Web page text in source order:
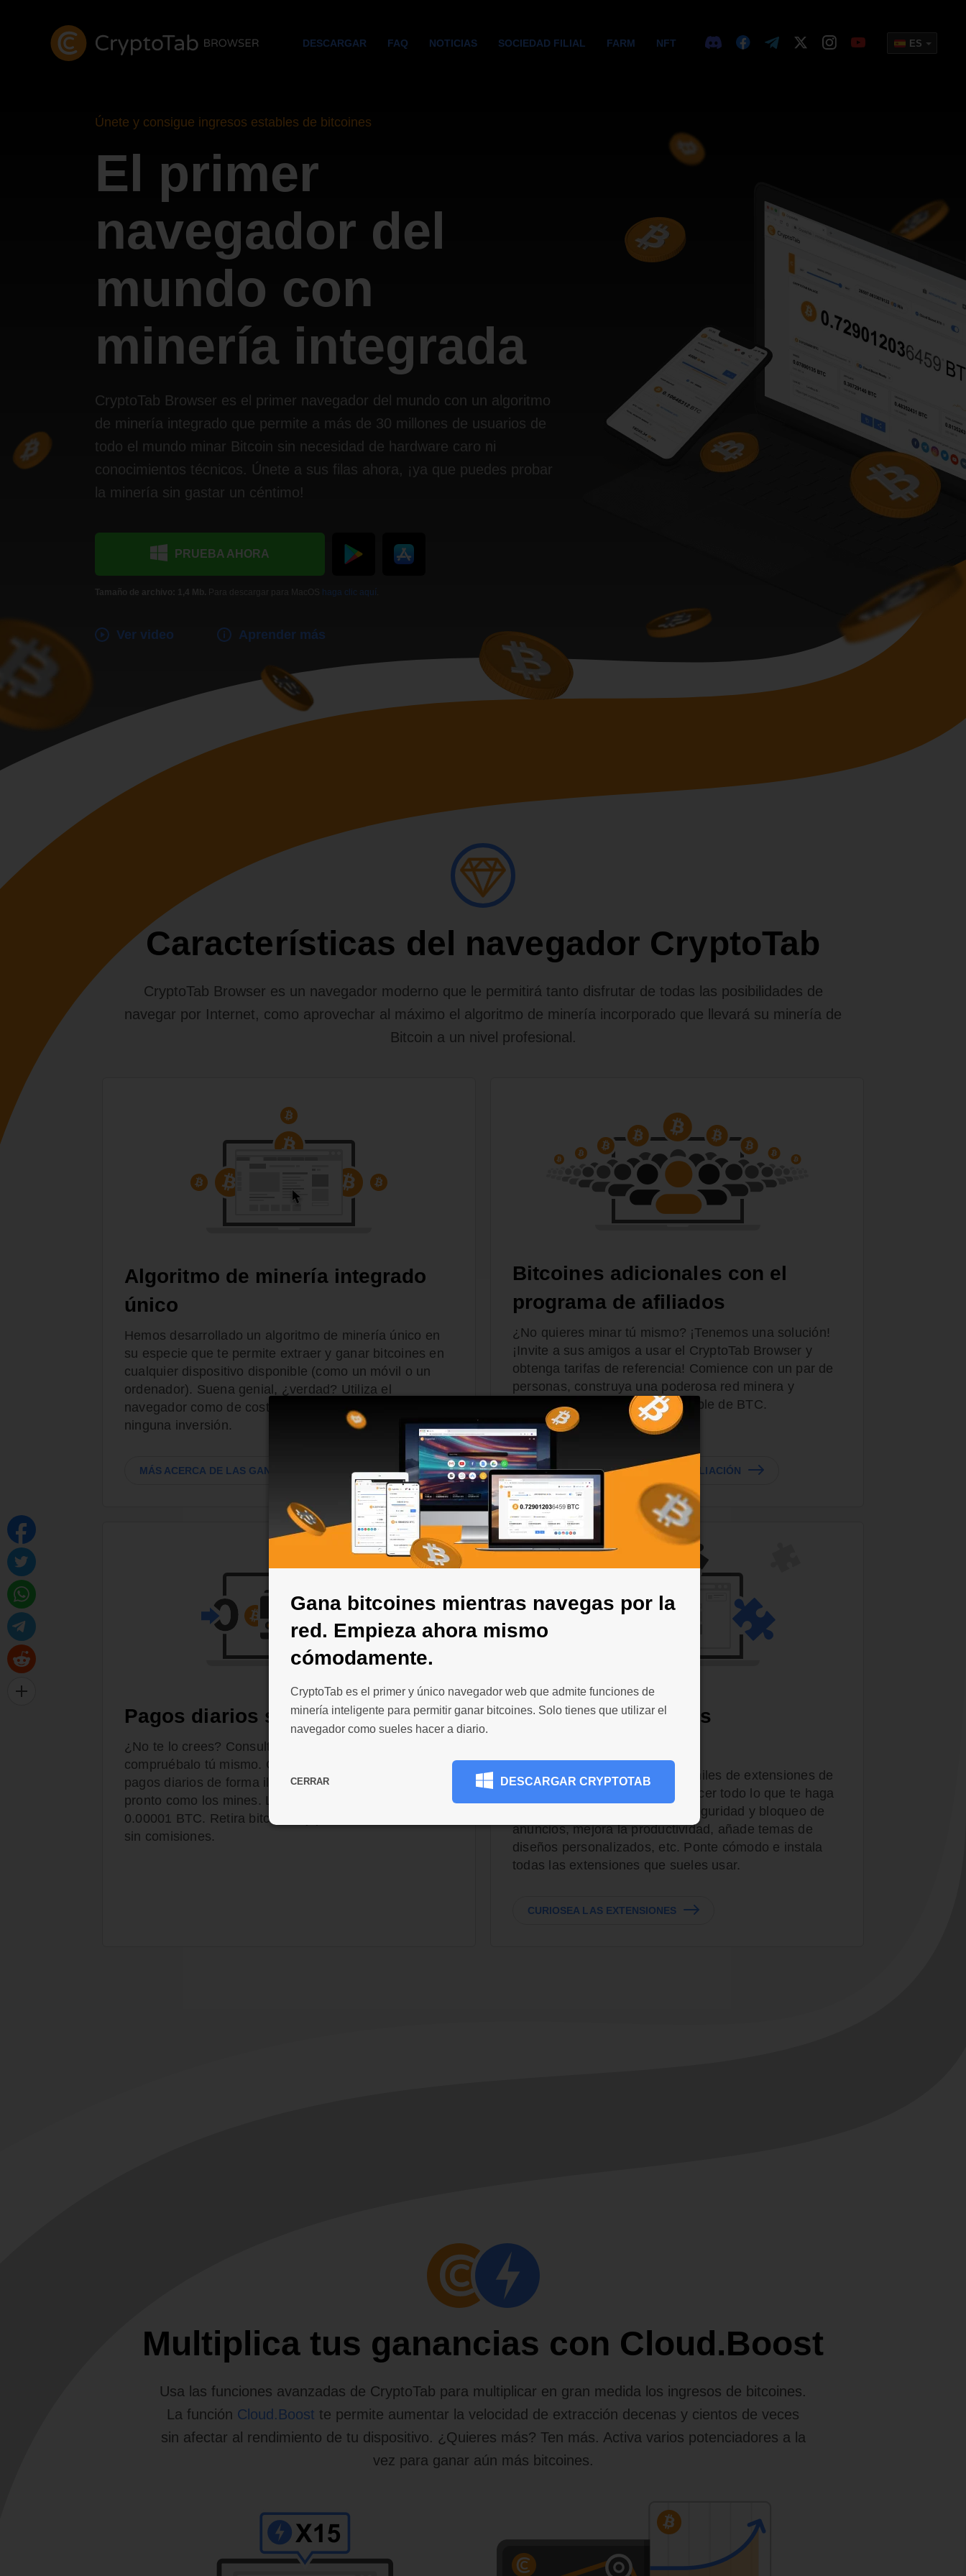
DESCARGAR FAQ NOTICIAS SOCIEDAD FILIAL FARM NFT ES
Gana bitcoines mientras navegas por la
red. Empieza ahora mismo
cómodamente.
CryptoTab es el primer y único navegador web que admite funciones de
minería inteligente para permitir ganar bitcoines. Solo tienes que utilizar el
navegador como sueles hacer a diario.
CERRAR DESCARGAR CRYPTOTAB
Únete y consigue ingresos estables de bitcoines
El primer
navegador del
mundo con
minería integrada
CryptoTab Browser es el primer navegador del mundo con un algoritmo
de minería integrado que permite a más de 30 millones de usuarios de
todo el mundo minar Bitcoin sin necesidad de hardware caro ni
conocimientos técnicos. Únete a sus filas ahora, ¡ya que puedes probar
la minería sin gastar un céntimo!
PRUEBA AHORA
Tamaño de archivo: 1,4 Mb. haga clic aquí
Ver video Aprender más
Características del navegador CryptoTab
CryptoTab Browser es un navegador moderno que le permitirá tanto disfrutar de todas las posibilidades de
navegar por Internet, como aprovechar al máximo el algoritmo de minería incorporado que llevará su minería de
Bitcoin a un nivel profesional.
Algoritmo de minería integrado
único
Hemos desarrollado un algoritmo de minería único en
su especie que te permite extraer y ganar bitcoines en
cualquier dispositivo disponible (como un móvil o un
ordenador). Suena genial, ¿verdad? Utiliza el
navegador como de costumbre y consigue bitcoines sin
ninguna inversión.
MÁS ACERCA DE LAS GANANCIAS
Bitcoines adicionales con el
programa de afiliados
¿No quieres minar tú mismo? ¡Tenemos una solución!
¡Invite a sus amigos a usar el CryptoTab Browser y
obtenga tarifas de referencia! Comience con un par de
personas, construya una poderosa red minera y
obtenga un ingreso pasivo estable de BTC.
MÁS INFORMACIÓN SOBRE LA AFILIACIÓN
Pagos diarios sin comisiones
¿No te lo crees? Consulta el diario de pagos y
compruébalo tú mismo. CryptoTab Browser realiza
pagos diarios de forma ilimitada. Retira fondos tan
pronto como los mines. La cantidad mínima es solo de
0.00001 BTC. Retira bitcoines y ponlos en tu cartera
sin comisiones.
200 000 extensiones
Personaliza el navegador con miles de extensiones de
Chrome Web Store para satisfacer todo lo que te haga
falta: consigue soluciones de seguridad y bloqueo de
anuncios, mejora la productividad, añade temas de
diseños personalizados, etc. Ponte cómodo e instala
todas las extensiones que sueles usar.
CURIOSEA LAS EXTENSIONES
Multiplica tus ganancias con Cloud.Boost
Usa las funciones avanzadas de CryptoTab para multiplicar en gran medida los ingresos de bitcoines.
La función Cloud.Boost te permite aumentar la velocidad de extracción decenas y cientos de veces
sin afectar al rendimiento de tu dispositivo. ¿Quieres más? Ten más. Activa varios potenciadores a la
vez para ganar aún más bitcoines.